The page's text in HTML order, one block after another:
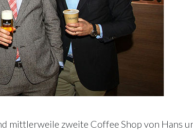
mittlerweile zweite Coffee Shop von Hans